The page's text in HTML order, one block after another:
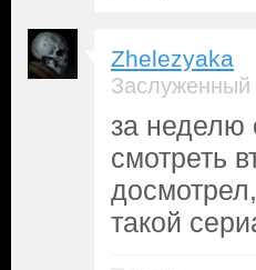
Zhelezyaka
Заслуженный
за неделю
смотреть
такой